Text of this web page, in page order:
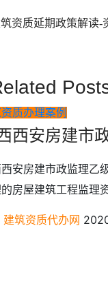
资质延期政策解读-
质办理案例
西安房建市
安房建市政监理乙
房屋建筑工程监理
建筑资质代办网